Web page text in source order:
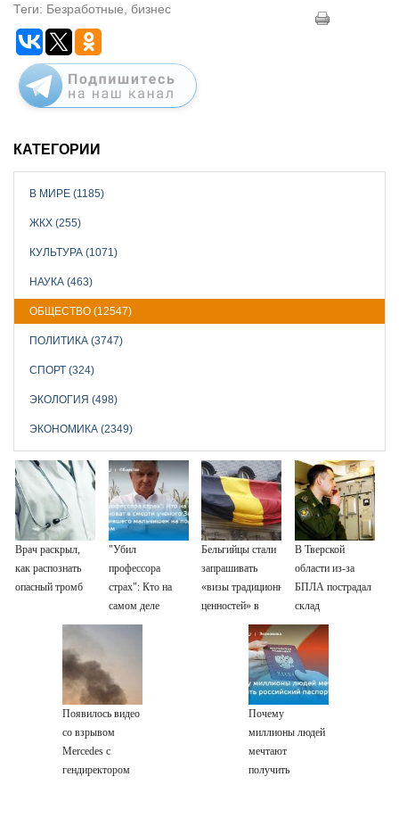
Теги: Безработные, бизнес
КАТЕГОРИИ
В МИРЕ (1185)
ЖКХ (255)
КУЛЬТУРА (1071)
НАУКА (463)
ОБЩЕСТВО (12547)
ПОЛИТИКА (3747)
СПОРТ (324)
ЭКОЛОГИЯ (498)
ЭКОНОМИКА (2349)
Врач раскрыл,
как распознать
опасный тромб
"Убил
профессора
страх": Кто на
самом деле
виноват в смерти
мальчишек на
поле с горохом
Бельгийцы стали
запрашивать
«визы традиционных
ценностей» в
посольстве РФ
В Тверской
области из-за
БПЛА пострадал
склад
Вайлдберриз и
постройки в СНТ
– Новости Твери
и городов
Тверской области
Afanasy.biz –
Появилось видео
со взрывом
Mercedes с
гендиректором
Почему
миллионы людей
мечтают
получить